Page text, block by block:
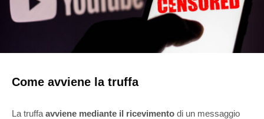
Come avviene la truffa
La truffa avviene mediante il ricevimento di un messaggio